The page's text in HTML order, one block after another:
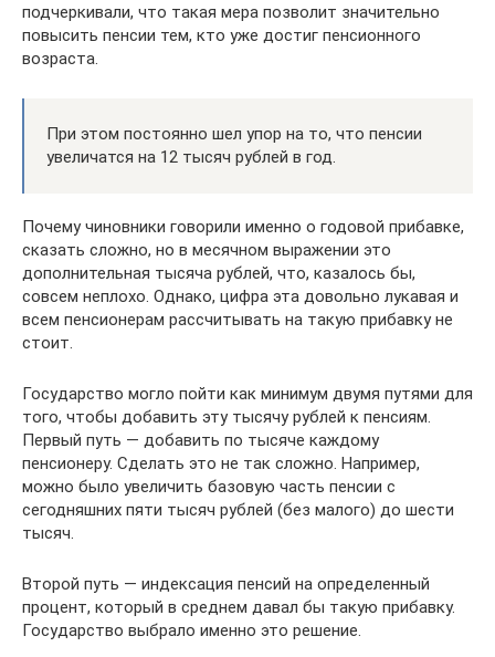
подчеркивали, что такая мера позволит значительно
повысить пенсии тем, кто уже достиг пенсионного
возраста.
При этом постоянно шел упор на то, что пенсии
увеличатся на 12 тысяч рублей в год.
Почему чиновники говорили именно о годовой прибавке,
сказать сложно, но в месячном выражении это
дополнительная тысяча рублей, что, казалось бы,
совсем неплохо. Однако, цифра эта довольно лукавая и
всем пенсионерам рассчитывать на такую прибавку не
стоит.
Государство могло пойти как минимум двумя путями для
того, чтобы добавить эту тысячу рублей к пенсиям.
Первый путь — добавить по тысяче каждому
пенсионеру. Сделать это не так сложно. Например,
можно было увеличить базовую часть пенсии с
сегодняшних пяти тысяч рублей (без малого) до шести
тысяч.
Второй путь — индексация пенсий на определенный
процент, который в среднем давал бы такую прибавку.
Государство выбрало именно это решение.